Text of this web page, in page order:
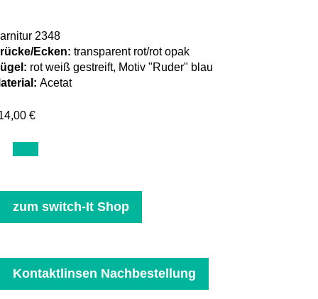
2348
Ecken: transparent rot/rot opak
rot weiß gestreift, Motiv "Ruder" blau
Acetat
€
zum switch-It Shop
Kontaktlinsen Nachbestellung